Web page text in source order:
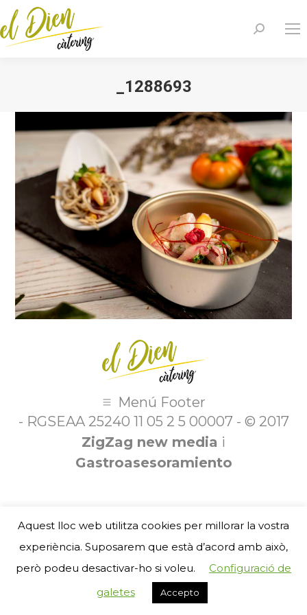
Search:
_1288693
You are here:
Menú Footer
- RGSEAA 25240 11 05 2 5 00007 - © 2017
ZigZag new media i
Gastroasesoramiento
Aquest lloc web utilitza cookies per millorar la vostra
experiència. Suposarem que està d’acord amb això,
però podeu desactivar-ho si voleu.
Configuració de
galetes
Accepto